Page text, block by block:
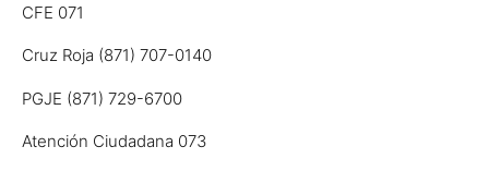
CFE 071
Cruz Roja (871) 707-0140
PGJE (871) 729-6700
Atención Ciudadana 073